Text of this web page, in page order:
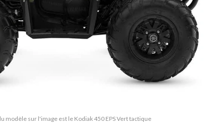
modèle sur l'image est le Kodiak 450 EPS Vert tactique